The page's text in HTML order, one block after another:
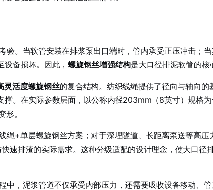
。当软管安装在排浆泵出口端时，管内承受正压冲击；
备损坏。因此， 螺旋钢丝增强结构是大口径排泥软管的核
灵活度螺旋钢丝的复合结构。纺织线绳提供了径向与轴向的
。在实际参数层面，以公称内径203mm（8英寸）规格
。
+单层螺旋钢丝方案；对于深埋隧道、长距离泵送等高压
速排渣的实际需求。这种分级适配的设计理念，使大口径
中，泥浆管道不仅承受内部压力，还需要吸收设备移动、